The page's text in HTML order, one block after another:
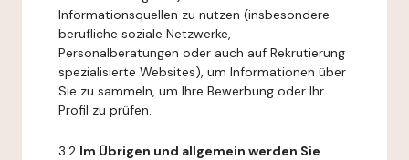
Informationsquellen zu nutzen (insbesondere
berufliche soziale Netzwerke,
Personalberatungen oder auch auf Rekrutierung
spezialisierte Websites), um Informationen über
Sie zu sammeln, um Ihre Bewerbung oder Ihr
Profil zu prüfen.
3.2 Im Übrigen und allgemein werden Sie